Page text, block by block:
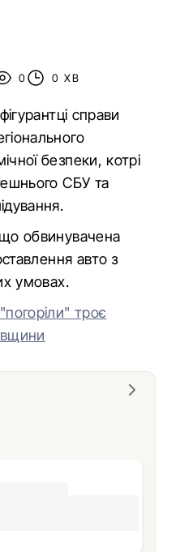
0 0 ХВ
справи
безпеки, котрі
СБУ та
обвинувачена
авто з
умовах.
троє